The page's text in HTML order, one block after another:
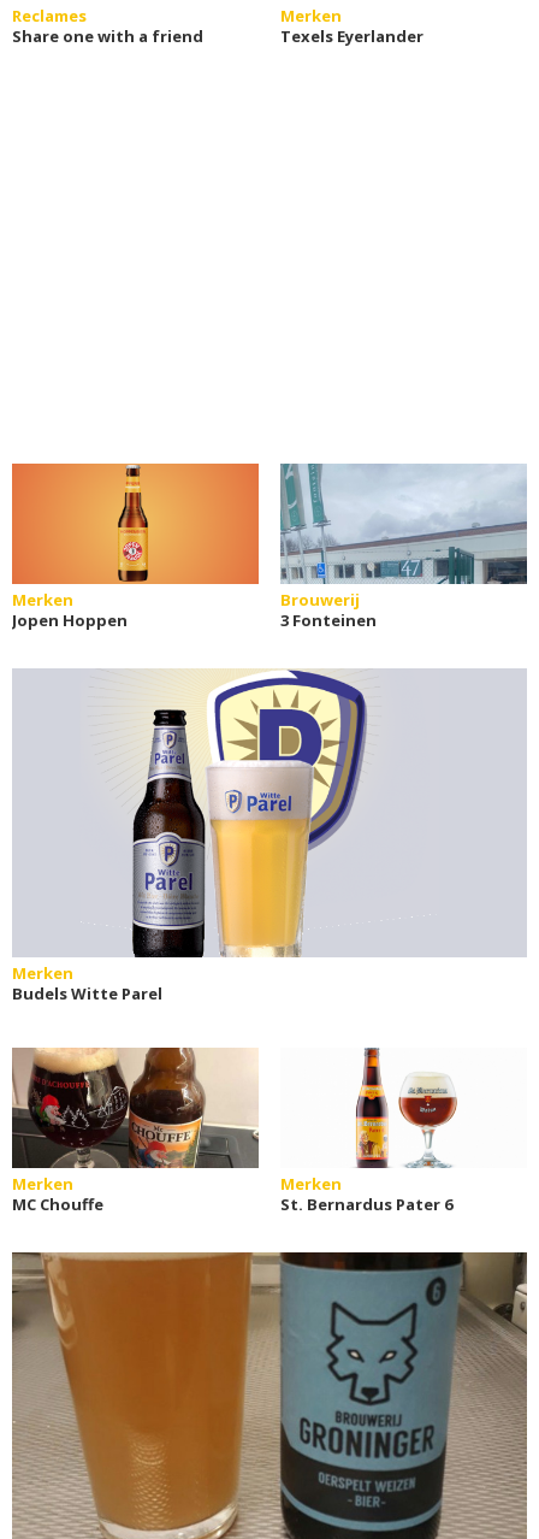
Reclames
Share one with a friend
Merken
Texels Eyerlander
Merken
Jopen Hoppen
Brouwerij
3 Fonteinen
Merken
Budels Witte Parel
Merken
MC Chouffe
Merken
St. Bernardus Pater 6